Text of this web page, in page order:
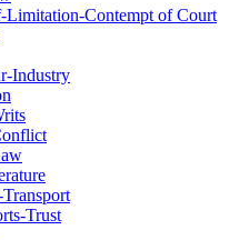
Limitation-Contempt of Court
Industry
Trust